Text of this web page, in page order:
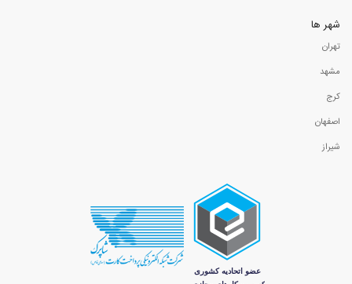
شهر ها
تهران
مشهد
کرج
اصفهان
شیراز